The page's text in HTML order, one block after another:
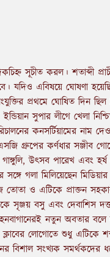
সূচীত করল। শতাব্দী
যদিও এবিষয়ে ঘোষণা
প্রথমে ঘোষিত দিন
সুপার লীগে খেলা
কনসর্টিয়ামের নাম
গ্রুপের কর্ণধার সঞ্জীব
উৎসব পারেখ এবং হর্ষ
গলা মিলিয়েছেন
ও এটিকে প্রাক্তন
সৃঞ্জয় বসু এবং দেবাশিস
নতুন অবতার বলে
ক্লাবের লোগোতে শুধু এটিকে
বিশাল সংখ্যক সমর্থকদের